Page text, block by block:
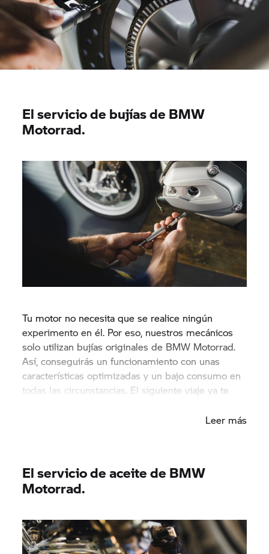
El servicio de bujías de BMW
Motorrad.
Tu motor no necesita que se realice ningún
experimento en él. Por eso, nuestros mecánicos
solo utilizan bujías originales de BMW Motorrad.
Así, conseguirás un funcionamiento con unas
características optimizadas y un bajo consumo en
todas las circunstancias. El siguiente viaje ya te
Leer más
El servicio de aceite de BMW
Motorrad.